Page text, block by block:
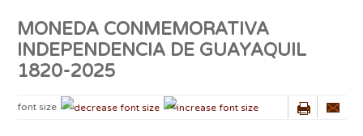
MONEDA CONMEMORATIVA
INDEPENDENCIA DE GUAYAQUIL
1820-2025
font size